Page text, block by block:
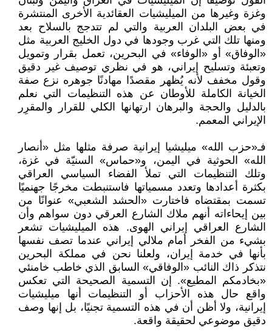
وغزة وغيرها من الميليشيات العقائدية الأخرى المنتشرة
في بعض البلدان العربية والتي لم تتدجج بالسلاح بعد
ومنها تلك التي غرب وجودها في دول الخليج العربية مثل
«الوفاق» أو «الوفاء» في البحرين، تعمل بقرار وتمويل
وتعبئة وتسليح إيراني، هو في نظري توصيف غير دقيق
وقول مخفف لأنه يُظهر مقصدًا مهادنًا جوهره نزع صفة
الخيانة الكاملة للأوطان عن هذه التنظيمات التي نعلم
بالدليل والحجة والبرهان ارتهانها الكلي للقرار والمقرِر
الإيراني المعمم.
فـ«حزب الله» ميليشيا إيرانية صرفة مثلها مثل «أنصار
الله» الحوثية في اليمن، و«حماس» السنيّة في غزة،
وتلك التنظيمات التي تملأ الفضاء السياسي العراقي
بكثرة أعدادها وتعدد مسمياتها فاستنبطت مخرجًا جهنميًا
تسمت بمقتضاه فاختارت «الحشد الشعبي» عنوانًا من
بين إيحاءاته أنهم ملاك الشارع العرقي دون سواهم وأن
الشارع العراقي إيراني الهوى. هذه الميليشيات تشعر
بشيء من الفخر أمام ملالي إيراني عندما تصف نفسها
بأنها في خدمة إيران، ولعلنا نحن في مملكة البحرين
نتذكر ذاك النائب «الوفاقي» السابق الذي خاطب خامنئي
«بخادمكم المطيع». إن التسمية الصحيحة التي تعكس
واقع حال هذه الأحزاب أو التنظيمات أنها ميليشيات
إيرانية، ولا أظن أن في هذه التسمية تجنيًا، بل إنها وصف
دقيق موضوعي لحقيقة واقعة.